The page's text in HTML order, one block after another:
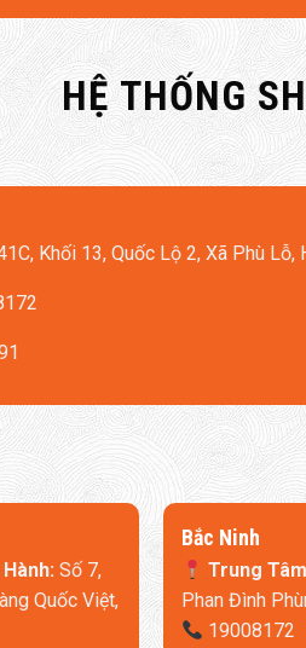
HỆ THỐNG
Khối 13, Quốc Lộ 2, Xã Phù Lỗ,
Số 7,
Quốc Việt,
​Bắc Ninh
Trung
Phan Đình
19008172